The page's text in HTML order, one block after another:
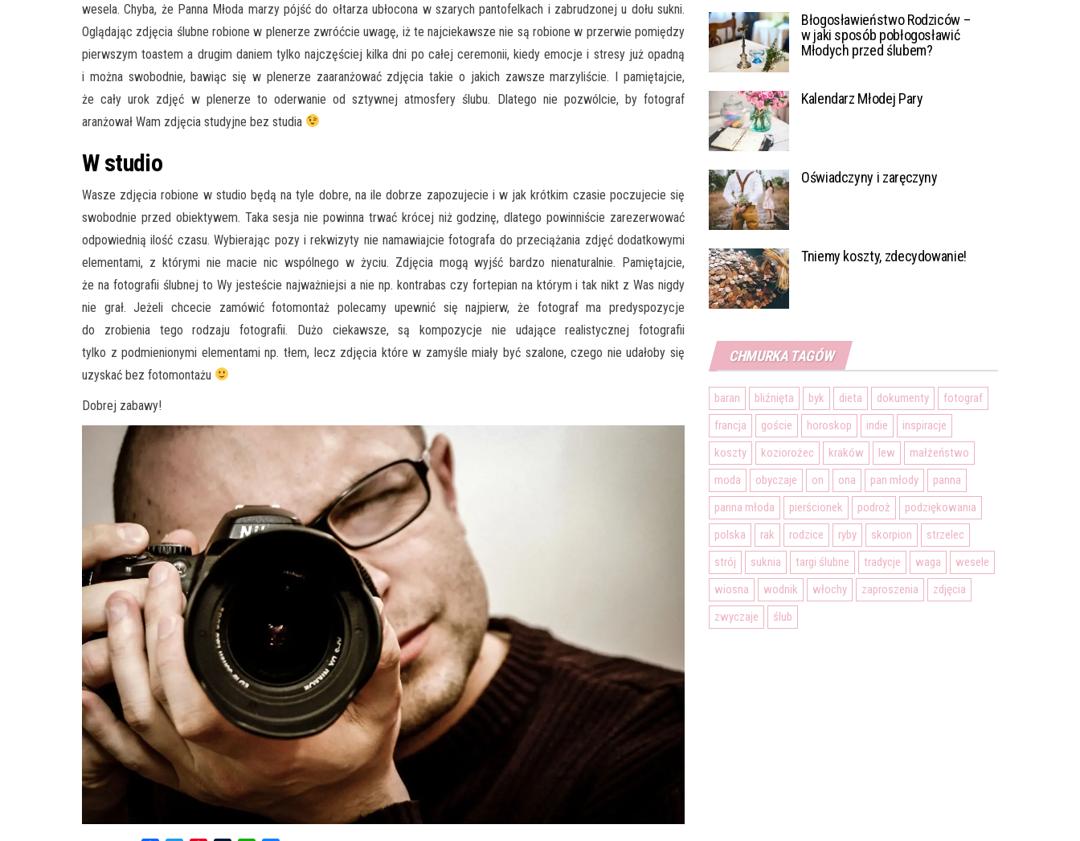
wesela. Chyba, że Panna Młoda marzy pójść do ołtarza ubłocona w szarych pantofelkach i zabrudzonej u dołu sukni.
Oglądając zdjęcia ślubne robione w plenerze zwróćcie uwagę, iż te najciekawsze nie są robione w przerwie pomiędzy
pierwszym toastem a drugim daniem tylko najczęściej kilka dni po całej ceremonii, kiedy emocje i stresy już opadną
i można swobodnie, bawiąc się w plenerze zaaranżować zdjęcia takie o jakich zawsze marzyliście. I pamiętajcie,
że cały urok zdjęć w plenerze to oderwanie od sztywnej atmosfery ślubu. Dlatego nie pozwólcie, by fotograf
aranżował Wam zdjęcia studyjne bez studia
W studio
Wasze zdjęcia robione w studio będą na tyle dobre, na ile dobrze zapozujecie i w jak krótkim czasie poczujecie się
swobodnie przed obiektywem. Taka sesja nie powinna trwać krócej niż godzinę, dlatego powinniście zarezerwować
odpowiednią ilość czasu. Wybierając pozy i rekwizyty nie namawiajcie fotografa do przeciążania zdjęć dodatkowymi
elementami, z którymi nie macie nic wspólnego w życiu. Zdjęcia mogą wyjść bardzo nienaturalnie. Pamiętajcie,
że na fotografii ślubnej to Wy jesteście najważniejsi a nie np. kontrabas czy fortepian na którym i tak nikt z Was nigdy
nie grał. Jeżeli chcecie zamówić fotomontaż polecamy upewnić się najpierw, że fotograf ma predyspozycje
do zrobienia tego rodzaju fotografii. Dużo ciekawsze, są kompozycje nie udające realistycznej fotografii
tylko z podmienionymi elementami np. tłem, lecz zdjęcia które w zamyśle miały być szalone, czego nie udałoby się
uzyskać bez fotomontażu
Dobrej zabawy!
Błogosławieństwo Rodziców –
w jaki sposób pobłogosławić
Młodych przed ślubem?
Kalendarz Młodej Pary
Oświadczyny i zaręczyny
Tniemy koszty, zdecydowanie!
CHMURKA TAGÓW
baran bliźnięta byk dieta dokumenty
fotograf
francja
goście horoskop indie
inspiracje
koszty
koziorożec kraków lew
małżeństwo
moda
obyczaje on ona pan młody
panna
panna młoda
pierścionek podroż
podziękowania
polska
rak rodzice ryby skorpion
strzelec
strój
suknia targi ślubne tradycje waga
wesele
wiosna
wodnik włochy zaproszenia
zdjęcia
zwyczaje
ślub